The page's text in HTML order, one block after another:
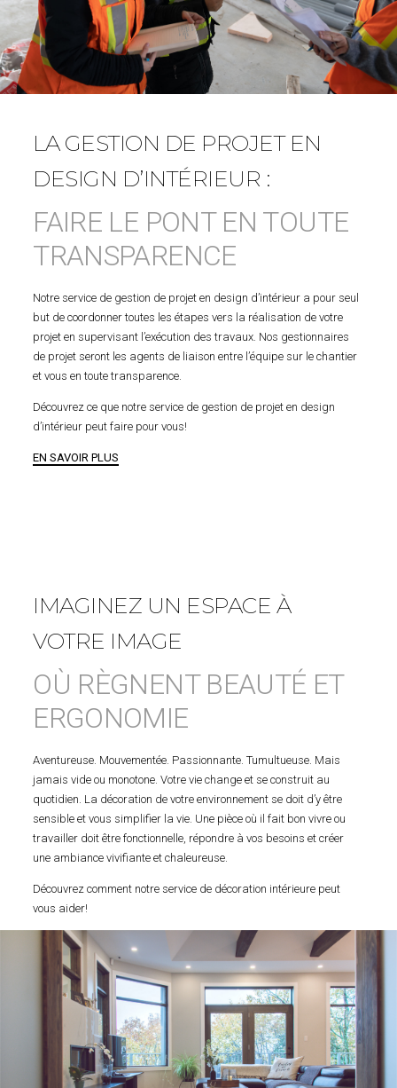
LA GESTION DE PROJET EN
DESIGN D’INTÉRIEUR :
FAIRE LE PONT EN TOUTE
TRANSPARENCE
Notre service de gestion de projet en design d’intérieur a pour seul
but de coordonner toutes les étapes vers la réalisation de votre
projet en supervisant l’exécution des travaux. Nos gestionnaires
de projet seront les agents de liaison entre l’équipe sur le chantier
et vous en toute transparence.
Découvrez ce que notre service de gestion de projet en design
d’intérieur peut faire pour vous!
EN SAVOIR PLUS
IMAGINEZ UN ESPACE À
VOTRE IMAGE
OÙ RÈGNENT BEAUTÉ ET
ERGONOMIE
Aventureuse. Mouvementée. Passionnante. Tumultueuse. Mais
jamais vide ou monotone. Votre vie change et se construit au
quotidien. La décoration de votre environnement se doit d’y être
sensible et vous simplifier la vie. Une pièce où il fait bon vivre ou
travailler doit être fonctionnelle, répondre à vos besoins et créer
une ambiance vivifiante et chaleureuse.
Découvrez comment notre service de décoration intérieure peut
vous aider!